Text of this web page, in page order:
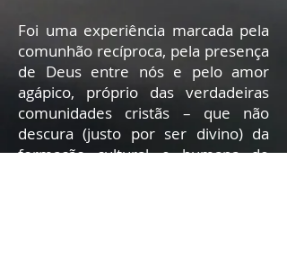
Foi uma experiência marcada pela
comunhão recíproca, pela presença
de Deus entre nós e pelo amor
agápico, próprio das verdadeiras
comunidades cristãs – que não
descura (justo por ser divino) da
formação cultural e humana de